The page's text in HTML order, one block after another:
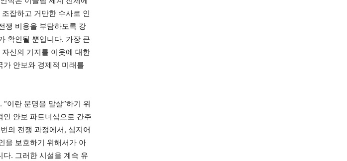
잡하고 거만한 수사로 인
쟁 비용을 부담하도록 강
확인될 뿐입니다. 가장 큰
신의 기지를 이웃에 대한
안보와 경제적 미래를
이란 문명을 말살”하기 위
안보 파트너십으로 간주
의 전쟁 과정에서, 심지어
을 보호하기 위해서가 아
. 그러한 시설을 계속 유